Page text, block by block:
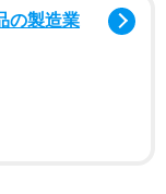
の製造業